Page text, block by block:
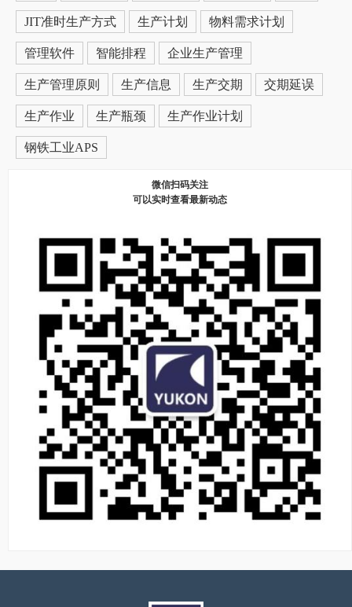
JIT准时生产方式 生产计划 物料需求计划
管理软件 智能排程 企业生产管理
生产管理原则 生产信息 生产交期 交期延误
生产作业 生产瓶颈 生产作业计划
钢铁工业APS
微信扫码关注
可以实时查看最新动态